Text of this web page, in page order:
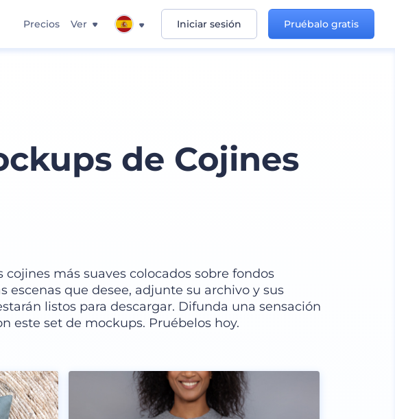
Precios Ver Iniciar sesión Pruébalo gratis
de Cojines
cojines más suaves colocados sobre fondos
escenas que desee, adjunte su archivo y sus
listos para descargar. Difunda una sensación
este set de mockups. Pruébelos hoy.